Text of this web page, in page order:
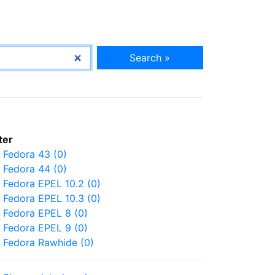
Search »
Fedora 43 (0)
Fedora 44 (0)
Fedora EPEL 10.2 (0)
Fedora EPEL 10.3 (0)
Fedora EPEL 8 (0)
Fedora EPEL 9 (0)
Fedora Rawhide (0)